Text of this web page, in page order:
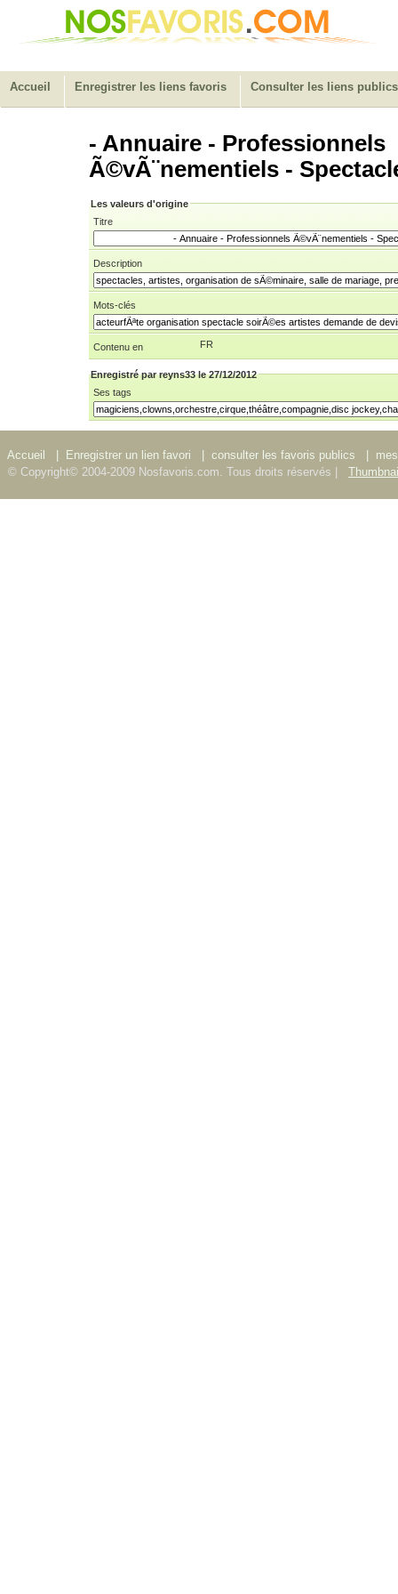
Accueil Enregistrer les liens favoris Consulter les liens publics
- Annuaire - Professionnels
Ã©vÃ¨nementiels -
Les valeurs d'origine
Titre
Description
Mots-clés
Contenu en FR
Enregistré par reyns33 le 27/12/2012
Ses tags
Accueil | Enregistrer un lien favori | consulter les favoris publics |
© Copyright© 2004-2009 Nosfavoris.com. Tous droits réservés |